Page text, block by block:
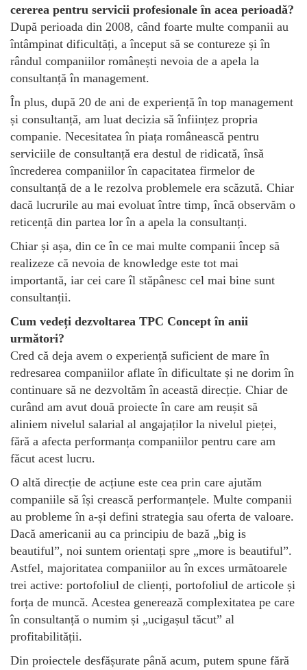
cererea pentru servicii profesionale în acea perioadă?
După perioada din 2008, când foarte multe companii au
întâmpinat dificultăți, a început să se contureze și în
rândul companiilor românești nevoia de a apela la
consultanță în management.
În plus, după 20 de ani de experiență în top management
și consultanță, am luat decizia să înființez propria
companie. Necesitatea în piața românească pentru
serviciile de consultanță era destul de ridicată, însă
încrederea companiilor în capacitatea firmelor de
consultanță de a le rezolva problemele era scăzută. Chiar
dacă lucrurile au mai evoluat între timp, încă observăm o
reticență din partea lor în a apela la consultanți.
Chiar și așa, din ce în ce mai multe companii încep să
realizeze că nevoia de knowledge este tot mai
importantă, iar cei care îl stăpânesc cel mai bine sunt
consultanții.
Cum vedeți dezvoltarea TPC Concept în anii
următori?
Cred că deja avem o experiență suficient de mare în
redresarea companiilor aflate în dificultate și ne dorim în
continuare să ne dezvoltăm în această direcție. Chiar de
curând am avut două proiecte în care am reușit să
aliniem nivelul salarial al angajaților la nivelul pieței,
fără a afecta performanța companiilor pentru care am
făcut acest lucru.
O altă direcție de acțiune este cea prin care ajutăm
companiile să își crească performanțele. Multe companii
au probleme în a-și defini strategia sau oferta de valoare.
Dacă americanii au ca principiu de bază „big is
beautiful”, noi suntem orientați spre „more is beautiful”.
Astfel, majoritatea companiilor au în exces următoarele
trei active: portofoliul de clienți, portofoliul de articole și
forța de muncă. Acestea generează complexitatea pe care
în consultanță o numim și „ucigașul tăcut” al
profitabilității.
Din proiectele desfășurate până acum, putem spune fără